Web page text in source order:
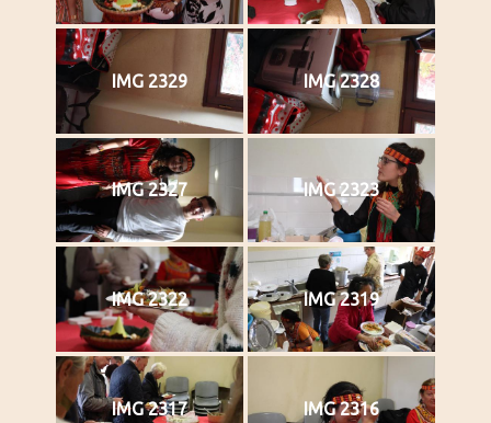
IMG 2329 IMG 2328
IMG 2327 IMG 2323
IMG 2322 IMG 2319
IMG 2317 IMG 2316